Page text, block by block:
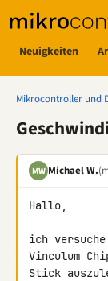
Neuigkeiten
Mikrocontroller und
MW Michael W.
Hallo,
ich
Vinculum
Stick